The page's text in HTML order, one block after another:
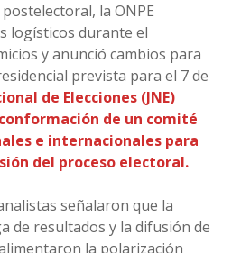
la ONPE
logísticos durante el
y anunció cambios para
prevista para el 7 de
de Elecciones (JNE)
de un comité
e internacionales para
del proceso electoral.
señalaron que la
de resultados y la difusión de
la polarización